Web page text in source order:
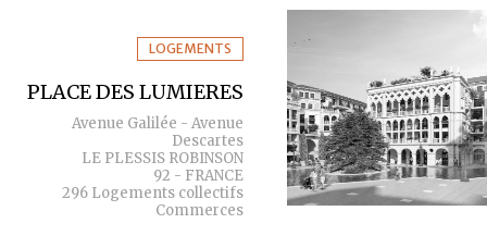
LOGEMENTS
PLACE DES LUMIERES
Avenue Galilée - Avenue
Descartes
LE PLESSIS ROBINSON
92 - FRANCE
296 Logements collectifs
Commerces